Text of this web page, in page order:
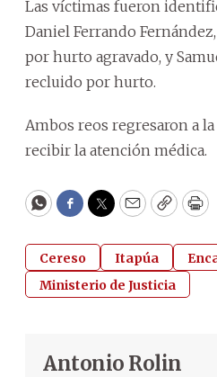
Las víctimas fueron
Daniel Ferrando
por hurto agravado, y
recluido por hurto.
Ambos reos regresaron a
recibir la atención médica.
WhatsApp
Facebook
Twitter
EmailCopy
Cereso Itapúa
Ministerio de Justicia
Antonio Rolin